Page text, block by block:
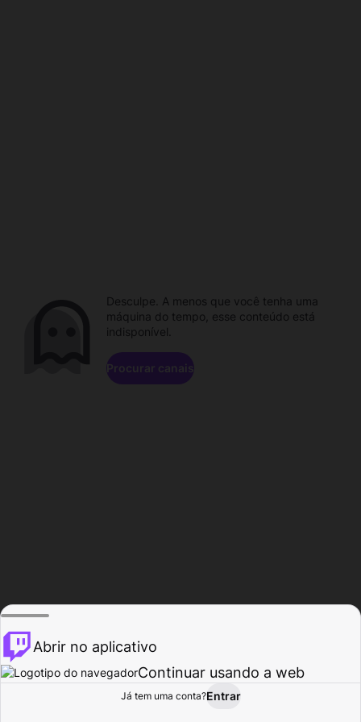
Procurar Atividade
Desculpe. A menos que você tenha uma
máquina do tempo, esse conteúdo está
indisponível.
Procurar canais
Abrir no aplicativo
Continuar usando a web
Já tem uma conta?Entrar